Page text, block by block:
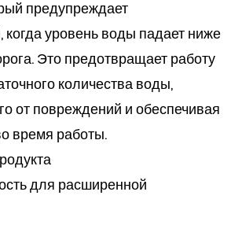
предупреждает
когда уровень воды падает ниже
Это предотвращает работу
количества воды,
от повреждений и обеспечивая
время работы.
для расширенной